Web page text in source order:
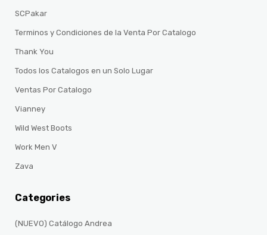
SCPakar
Terminos y Condiciones de la Venta Por Catalogo
Thank You
Todos los Catalogos en un Solo Lugar
Ventas Por Catalogo
Vianney
Wild West Boots
Work Men V
Zava
Categories
(NUEVO) Catálogo Andrea